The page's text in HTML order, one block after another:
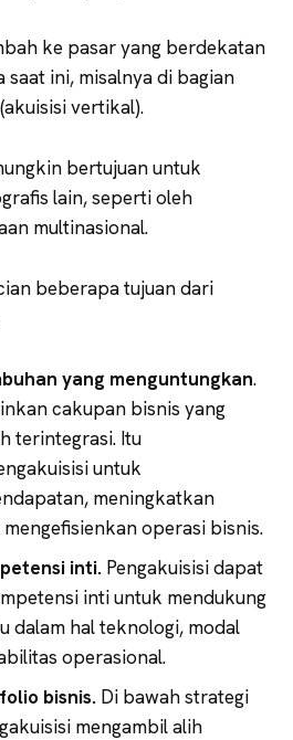
ke pasar yang berdekatan
saat ini, misalnya di bagian
vertikal).
bertujuan untuk
lain, seperti oleh
multinasional.
beberapa tujuan dari
yang menguntungkan.
cakupan bisnis yang
terintegrasi. Itu
untuk
meningkatkan
operasi bisnis.
inti. Pengakuisisi dapat
inti untuk mendukung
dalam hal teknologi, modal
operasional.
bisnis. Di bawah strategi
mengambil alih